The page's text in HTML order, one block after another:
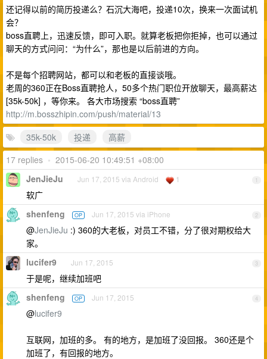
还记得以前的简历投递么？石沉大海吧，投递10次，换来一次面试机
会？
boss直聘上，迅速反馈，即可入职。就算老板把你拒掉，也可以通过
聊天的方式问问：“为什么”，那也是以后前进的方向。
不是每个招聘网站，都可以和老板的直接谈哦。
老周的360正在Boss直聘抢人，50多个热门职位开放聊天，最高薪达
[35k-50k] ，等你来。 各大市场搜索 “boss直聘”
http://m.bosszhipin.com/push/material/13
35k-50k
投递
高薪
17 replies • 2015-06-20 10:49:51 +08:00
1
JenJieJu Jun 17, 2015 via Android 1
软广
2
shenfeng OP Jun 17, 2015 via iPhone
@JenJieJu :) 360的大老板，对员工不错，分了很对期权给大
家。
3
lucifer9 Jun 17, 2015
于是呢，继续加班吧
4
shenfeng OP Jun 17, 2015
@lucifer9
互联网，加班的多。 有的地方，是加班了没回报。 360还是个
加班了，有回报的地方。